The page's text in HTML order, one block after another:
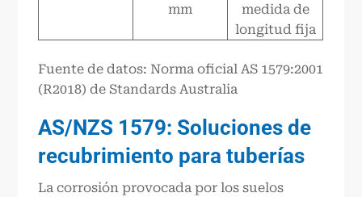
mm
medida de
longitud fija
Fuente de datos: Norma oficial AS 1579:2001
(R2018) de Standards Australia
AS/NZS 1579: Soluciones de
recubrimiento para tuberías
La corrosión provocada por los suelos